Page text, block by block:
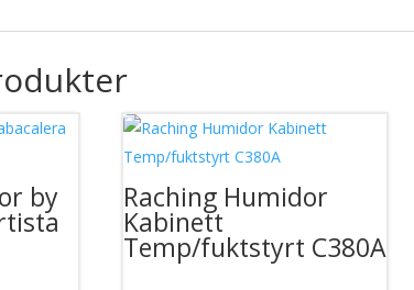
by Raching Humidor
Kabinett
Temp/fuktstyrt C380A